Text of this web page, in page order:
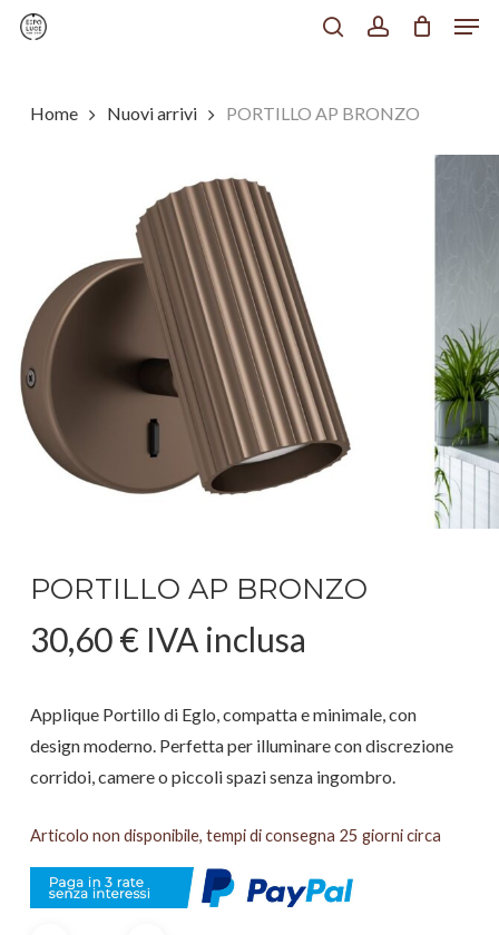
Skip
content
Home Nuovi arrivi PORTILLO AP BRONZO
PORTILLO AP BRONZO
30,60€ IVA inclusa
Applique Portillo di Eglo, compatta e minimale, con
design moderno. Perfetta per illuminare con discrezione
corridoi, camere o piccoli spazi senza ingombro.
Articolo non disponibile, tempi di consegna 25 giorni circa